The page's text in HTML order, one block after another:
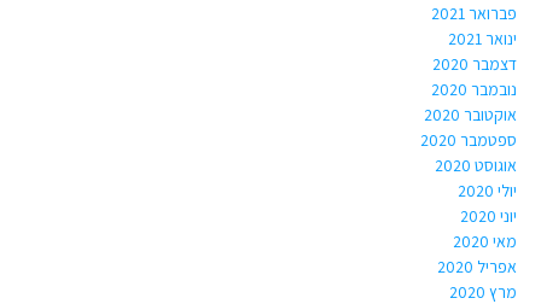
פברואר 2021
ינואר 2021
דצמבר 2020
נובמבר 2020
אוקטובר 2020
ספטמבר 2020
אוגוסט 2020
יולי 2020
יוני 2020
מאי 2020
אפריל 2020
מרץ 2020